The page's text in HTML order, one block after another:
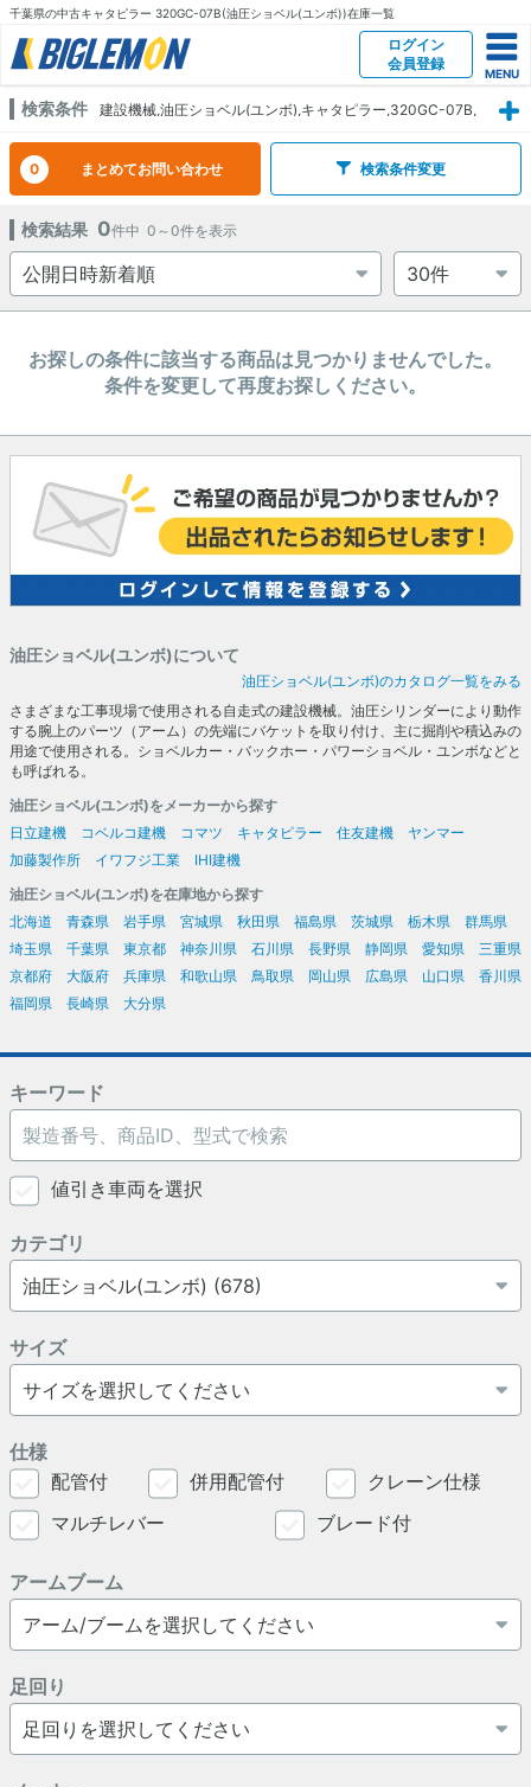
千葉県の中古キャタピラー 320GC-07B(油圧ショベル(ユンボ))在庫一覧
ログイン
会員登録
検索条件
建設機械,油圧ショベル(ユンボ),キャタピラー,320GC-07B,
0 まとめてお問い合わせ 検索条件変更
検索結果 0件中 0～0件を表示
お探しの条件に該当する商品は見つかりませんでした。
条件を変更して再度お探しください。
油圧ショベル(ユンボ)について
油圧ショベル(ユンボ)のカタログ一覧をみる
さまざまな工事現場で使用される自走式の建設機械。油圧シリンダーにより動作
する腕上のパーツ（アーム）の先端にバケットを取り付け、主に掘削や積込みの
用途で使用される。ショベルカー・バックホー・パワーショベル・ユンボなどと
も呼ばれる。
油圧ショベル(ユンボ)をメーカーから探す
日立建機
コベルコ建機 コマツ キャタピラー 住友建機
ヤンマー
加藤製作所
イワフジ工業
IHI建機
油圧ショベル(ユンボ)を在庫地から探す
北海道
青森県 岩手県 宮城県 秋田県 福島県 茨城県 栃木県
群馬県
埼玉県
千葉県 東京都 神奈川県 石川県 長野県 静岡県 愛知県
三重県
京都府
大阪府 兵庫県 和歌山県 鳥取県 岡山県 広島県 山口県
香川県
福岡県
長崎県 大分県
キーワード
値引き車両を選択
カテゴリ
サイズ
仕様
配管付
併用配管付
クレーン仕様
マルチレバー
ブレード付
アームブーム
足回り